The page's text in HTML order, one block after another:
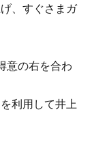
、すぐさまガ
意の右を合わ
利用して井上